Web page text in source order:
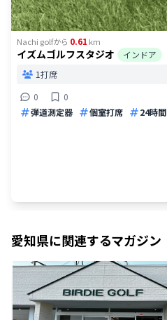
Nachi golfから 0.61 km
イズムゴルフスタジオ
インドア
1打席
0
0
弾道測定器
個室打席 24時間
愛知県に関連するマガジン